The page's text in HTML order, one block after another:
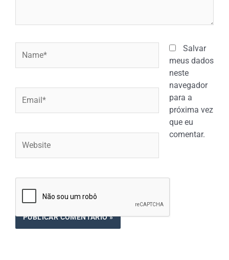
Salvar
meus dados
neste
navegador
para a
próxima vez
que eu
comentar.